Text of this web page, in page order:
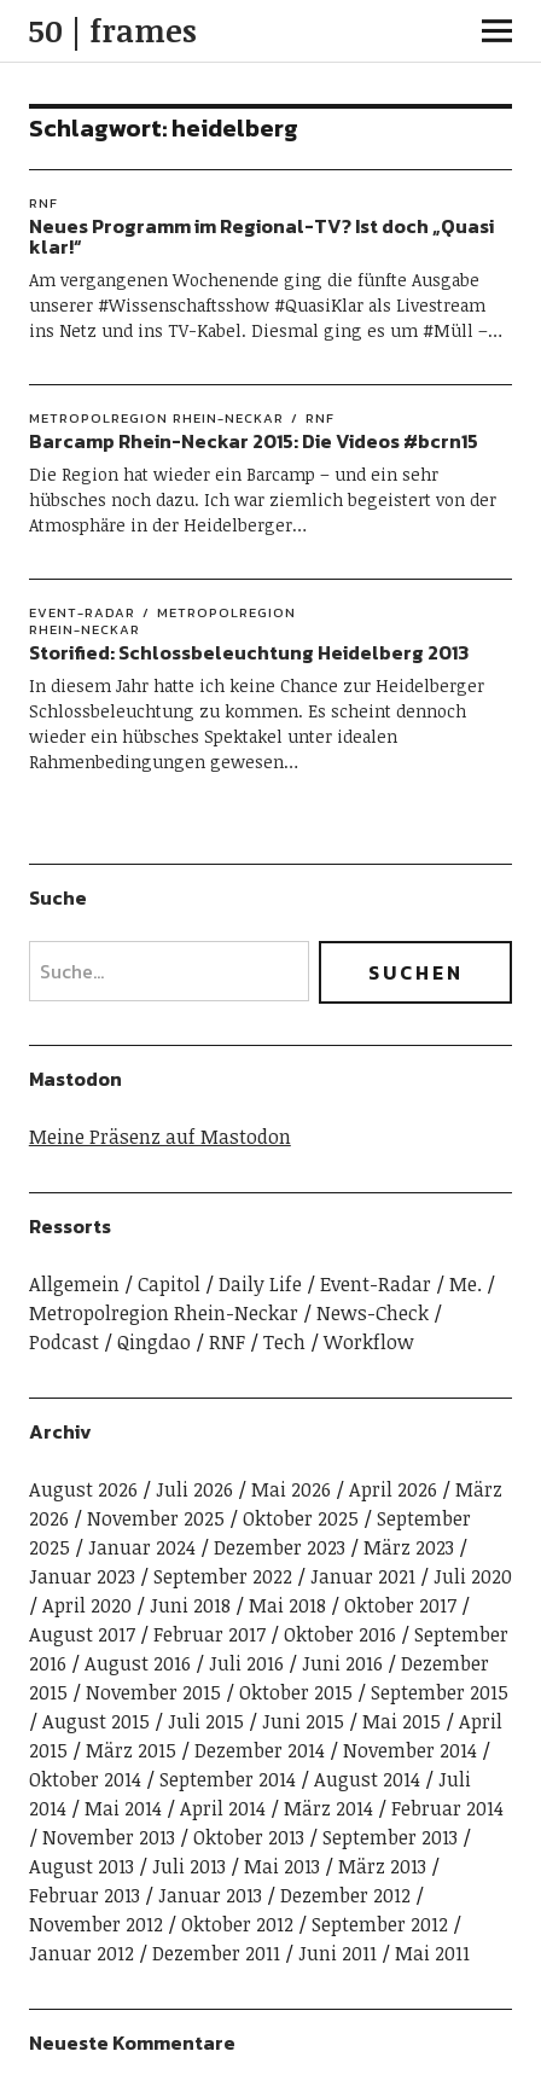
50 | frames
Schlagwort:heidelberg
RNF
Neues Programm im Regional-TV? Ist doch „Quasi
klar!“
Am vergangenen Wochenende ging die fünfte Ausgabe
unserer #Wissenschaftsshow #QuasiKlar als Livestream
ins Netz und ins TV-Kabel. Diesmal ging es um #Müll –…
METROPOLREGION RHEIN-NECKAR RNF
Barcamp Rhein-Neckar 2015: Die Videos #bcrn15
Die Region hat wieder ein Barcamp – und ein sehr
hübsches noch dazu. Ich war ziemlich begeistert von der
Atmosphäre in der Heidelberger…
EVENT-RADAR
METROPOLREGION
RHEIN-NECKAR
Storified: Schlossbeleuchtung Heidelberg 2013
In diesem Jahr hatte ich keine Chance zur Heidelberger
Schlossbeleuchtung zu kommen. Es scheint dennoch
wieder ein hübsches Spektakel unter idealen
Rahmenbedingungen gewesen…
Suche
Mastodon
Meine Präsenz auf Mastodon
Ressorts
Allgemein Capitol Daily Life Event-Radar
Me.
Metropolregion Rhein-Neckar
News-Check
Podcast
Qingdao RNF Tech Workflow
Archiv
August 2026 Juli 2026 Mai 2026 April 2026
März
2026
November 2025 Oktober 2025
September
2025
Januar 2024 Dezember 2023
März 2023
Januar 2023
September 2022 Januar 2021
Juli 2020
April 2020
Juni 2018 Mai 2018
Oktober 2017
August 2017
Februar 2017 Oktober 2016
September
2016
August 2016 Juli 2016 Juni 2016
Dezember
2015
November 2015 Oktober 2015
September 2015
August 2015
Juli 2015 Juni 2015 Mai 2015
April
2015
März 2015 Dezember 2014
November 2014
Oktober 2014
September 2014 August 2014
Juli
2014
Mai 2014 April 2014 März 2014
Februar 2014
November 2013
Oktober 2013
September 2013
August 2013
Juli 2013 Mai 2013
März 2013
Februar 2013
Januar 2013
Dezember 2012
November 2012
Oktober 2012
September 2012
Januar 2012
Dezember 2011 Juni 2011 Mai 2011
Neueste Kommentare